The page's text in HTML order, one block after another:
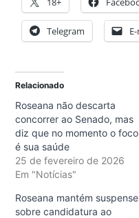
Telegram
Relacionado
Roseana não descarta
concorrer ao Senado, mas
diz que no momento o foco
é sua saúde
25 de fevereiro de 2026
Em "Notícias"
Roseana mantém suspense
sobre candidatura ao